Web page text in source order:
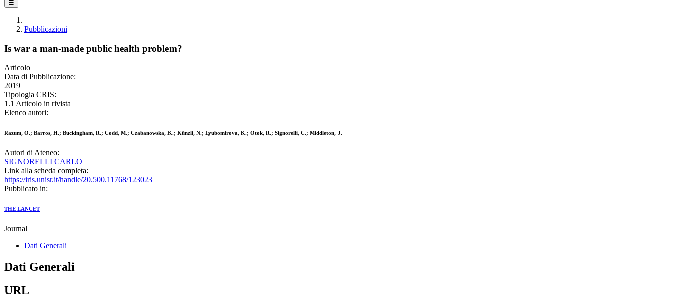
☰
Pubblicazioni
Is war a man-made public health problem?
Articolo
Data di Pubblicazione:
2019
Tipologia CRIS:
1.1 Articolo in rivista
Elenco autori:
Razum, O.; Barros, H.; Buckingham, R.; Codd, M.; Czabanowska, K.; Künzli, N.; Lyubomirova, K.; Otok, R.; Signorelli, C.; Middleton, J.
Autori di Ateneo:
SIGNORELLI CARLO
Link alla scheda completa:
https://iris.unisr.it/handle/20.500.11768/123023
Pubblicato in:
THE LANCET
Journal
Dati Generali
Dati Generali
URL